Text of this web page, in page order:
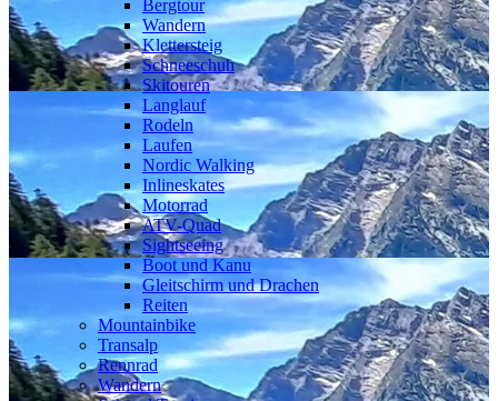
Bergtour
Wandern
Klettersteig
Schneeschuh
Skitouren
Langlauf
Rodeln
Laufen
Nordic Walking
Inlineskates
Motorrad
ATV-Quad
Sightseeing
Boot und Kanu
Gleitschirm und Drachen
Reiten
Mountainbike
Transalp
Rennrad
Wandern